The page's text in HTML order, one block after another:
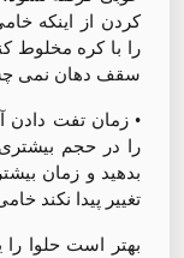
کردن از اینکه
را با کره مخلوط
سقف دهان نمی
• زمان تفت دادن
را در حجم
بدهید و زمان
تغییر پیدا نکند
بهتر است حلوا